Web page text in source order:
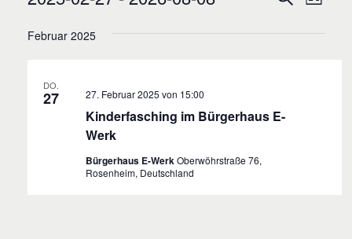
Liste
wählen.
Februar 2025
DO.
27
Kinderfasching im Bürgerhaus E-
Werk
27. Februar 2025 von 15:00
Bürgerhaus E-WerkOberwöhrstraße 76,
Rosenheim, Deutschland